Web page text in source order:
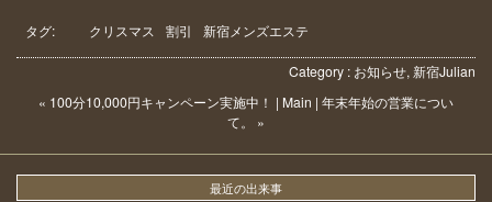
タグ: クリスマス 割引 新宿メンズエステ
Category : お知らせ, 新宿Julian
« 100分10,000円キャンペーン実施中！ | Main | 年末年始の営業につい
て。 »
最近の出来事